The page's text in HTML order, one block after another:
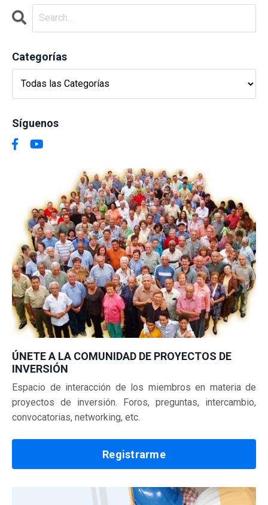
Categorías
Síguenos
ÚNETE A LA COMUNIDAD DE PROYECTOS DE
INVERSIÓN
Espacio de interacción de los miembros en materia de
proyectos de inversión.
Foros, preguntas, intercambio,
convocatorias, networking, etc.
Registrarme